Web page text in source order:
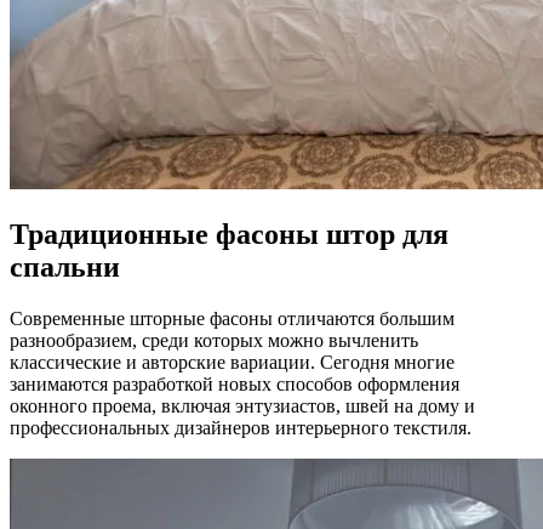
Традиционные фасоны штор для
спальни
Современные шторные фасоны отличаются большим
разнообразием, среди которых можно вычленить
классические и авторские вариации. Сегодня многие
занимаются разработкой новых способов оформления
оконного проема, включая энтузиастов, швей на дому и
профессиональных дизайнеров интерьерного текстиля.